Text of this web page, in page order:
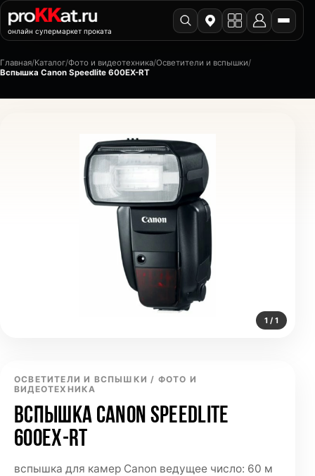
онлайн супермаркет проката
Главная/Каталог/Фото и видеотехника/Осветители и вспышки/
Вспышка Canon Speedlite 600EX-RT
1 / 1
ОСВЕТИТЕЛИ И ВСПЫШКИ / ФОТО И
ВИДЕОТЕХНИКА
ВСПЫШКА CANON SPEEDLITE
600EX-RT
вспышка для камер Canon ведущее число: 60 м